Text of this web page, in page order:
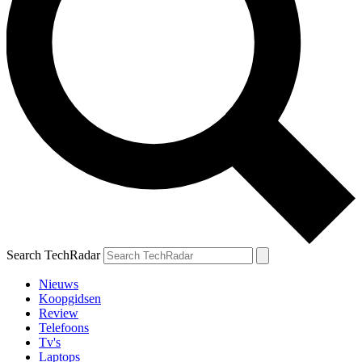
Search TechRadar
Nieuws
Koopgidsen
Review
Telefoons
Tv's
Laptops